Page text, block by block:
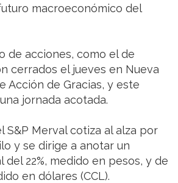
macroeconómico del
de acciones, como el de
cerrados el jueves en Nueva
Acción de Gracias, y este
jornada acotada.
S&P Merval cotiza al alza por
y se dirige a anotar un
del 22%, medido en pesos, y de
en dólares (CCL).